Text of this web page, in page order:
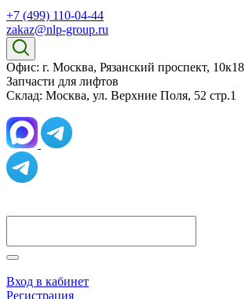
+7 (499) 110-04-44
zakaz@nlp-group.ru
Офис: г. Москва, Рязанский проспект, 10к18
Запчасти для лифтов
Склад: Москва, ул. Верхние Поля, 52 стр.1
Вход в кабинет
Регистрация